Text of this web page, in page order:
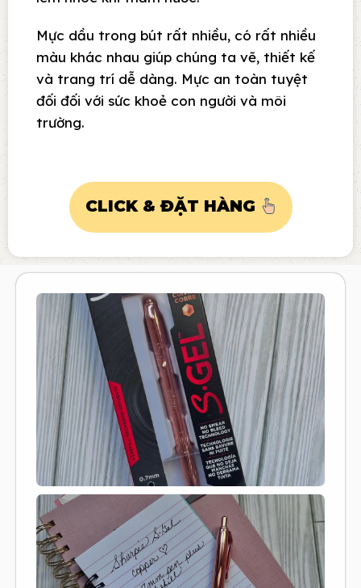
Mực dầu trong bút rất nhiều, có rất nhiều
màu khác nhau giúp chúng ta vẽ, thiết kế
và trang trí dễ dàng. Mực an toàn tuyệt
đối đối với sức khoẻ con người và môi
trường.
CLICK & ĐẶT HÀNG